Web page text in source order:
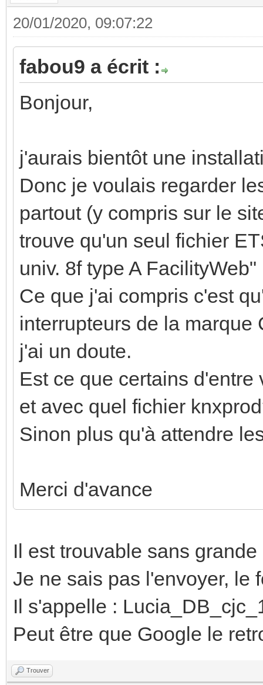
20/01/2020, 09:07:22
fabou9 a écrit :
Bonjour,
j'aurais bientôt une
Donc je voulais regarder
partout (y compris sur le
trouve qu'un seul fichier
univ. 8f type A FacilityWeb"
Ce que j'ai compris c'est
interrupteurs de la marque
j'ai un doute.
Est ce que certains
et avec quel fichier
Sinon plus qu'à attendre
Merci d'avance
Il est trouvable sans
Je ne sais pas l'envoyer, le
Il s'appelle :
Peut être que Google le
Trouver